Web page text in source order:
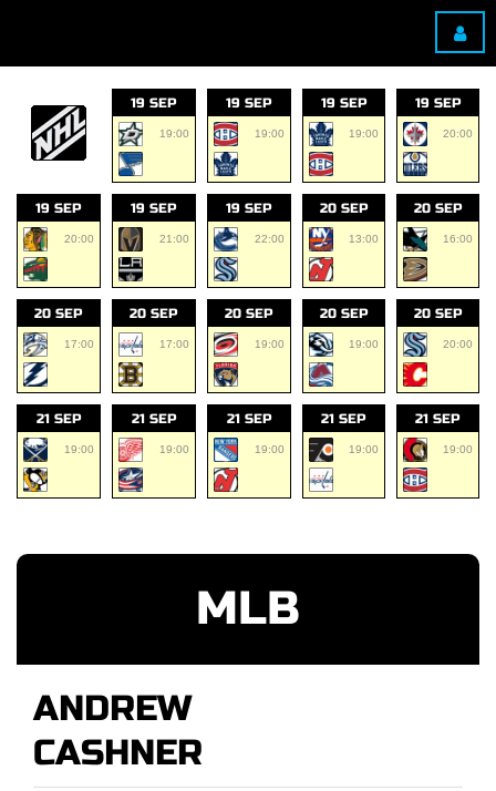
19 SEP
19:00
19 SEP
19:00
19 SEP
19:00
19 SEP
20:00
19 SEP
20:00
19 SEP
21:00
19 SEP
22:00
20 SEP
13:00
20 SEP
16:00
20 SEP
17:00
20 SEP
17:00
20 SEP
19:00
20 SEP
19:00
20 SEP
20:00
21 SEP
19:00
21 SEP
19:00
21 SEP
19:00
21 SEP
19:00
21 SEP
19:00
MLB
ANDREW
CASHNER